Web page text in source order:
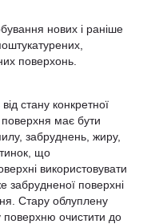
нових і раніше
поверхонь.
стану конкретної
має бути
забруднень, жиру,
що
використовувати
забрудненої поверхні
Стару облуплену
поверхню очистити до